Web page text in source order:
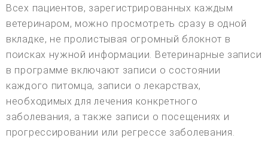
Всех пациентов, зарегистрированных каждым
ветеринаром, можно просмотреть сразу в одной
вкладке, не пролистывая огромный блокнот в
поисках нужной информации. Ветеринарные записи
в программе включают записи о состоянии
каждого питомца, записи о лекарствах,
необходимых для лечения конкретного
заболевания, а также записи о посещениях и
прогрессировании или регрессе заболевания.